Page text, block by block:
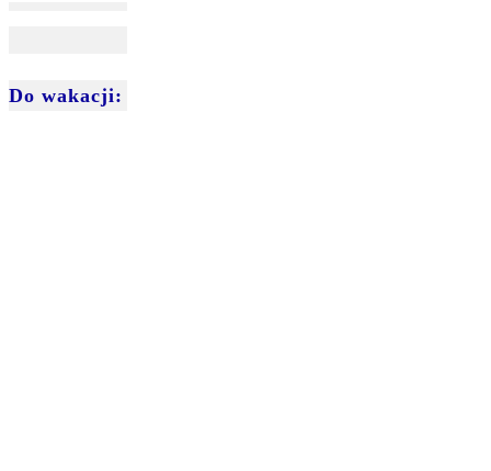
Do wakacji: